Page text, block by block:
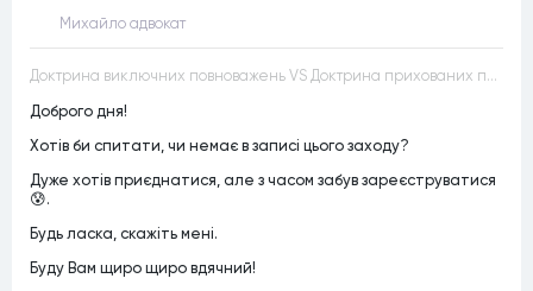
Михайло адвокат
Доктрина виключних повноважень VS Доктрина прихованих повноважень
Доброго дня!
Хотів би спитати, чи немає в записі цього заходу?
Дуже хотів приєднатися, але з часом забув зареєструватися
😰.
Будь ласка, скажіть мені.
Буду Вам щиро щиро вдячний!